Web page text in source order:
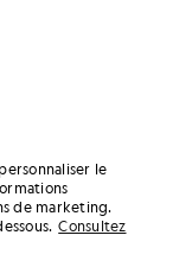
le
de marketing.
Consultez